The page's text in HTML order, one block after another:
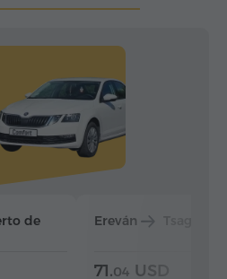
de
Ereván
71.04 USD